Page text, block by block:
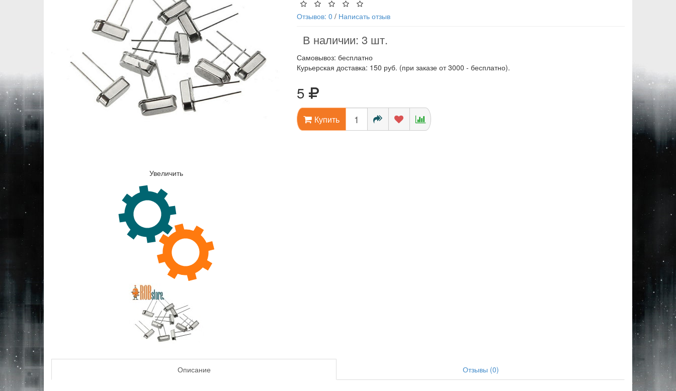
Увеличить
Отзывов: 0 / Написать отзыв
В наличии: 3 шт.
Самовывоз: бесплатно
Курьерская доставка: 150 руб. (при заказе от 3000 - бесплатно).
5
Купить
Описание Отзывы (0)